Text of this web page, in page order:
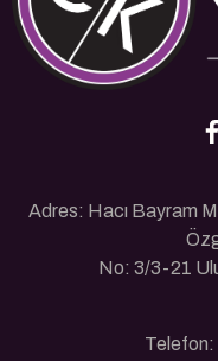
Adres: Hacı Bayram
No: 3/3-21
Telefon: